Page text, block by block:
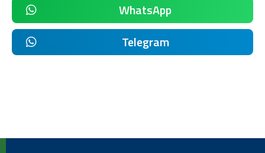
WhatsApp
Telegram